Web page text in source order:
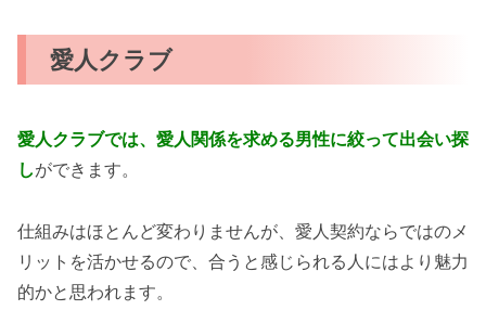
愛人クラブ
愛人クラブでは、愛人関係を求める男性に絞って出会い探
しができます。
仕組みはほとんど変わりませんが、愛人契約ならではのメ
リットを活かせるので、合うと感じられる人にはより魅力
的かと思われます。